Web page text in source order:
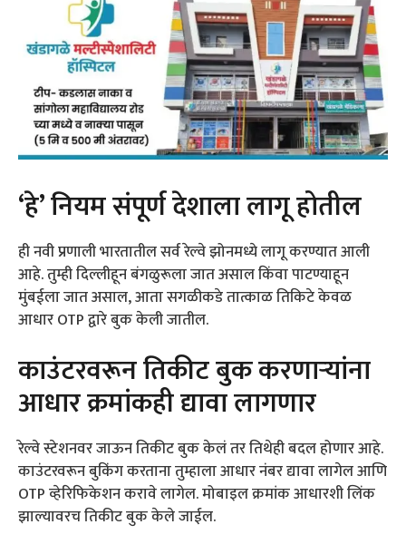
‘हे’ नियम संपूर्ण देशाला लागू होतील
ही नवी प्रणाली भारतातील सर्व रेल्वे झोनमध्ये लागू करण्यात आली
आहे. तुम्ही दिल्लीहून बंगळुरूला जात असाल किंवा पाटण्याहून
मुंबईला जात असाल, आता सगळीकडे तात्काळ तिकिटे केवळ
आधार OTP द्वारे बुक केली जातील.
काउंटरवरून तिकीट बुक करणाऱ्यांना
आधार क्रमांकही द्यावा लागणार
रेल्वे स्टेशनवर जाऊन तिकीट बुक केलं तर तिथेही बदल होणार आहे.
काउंटरवरून बुकिंग करताना तुम्हाला आधार नंबर द्यावा लागेल आणि
OTP व्हेरिफिकेशन करावे लागेल. मोबाइल क्रमांक आधारशी लिंक
झाल्यावरच तिकीट बुक केले जाईल.